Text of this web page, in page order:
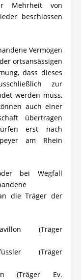
Mehrheit von
beschlossen
Vermögen
ortsansässigen
dass dieses
zur
werden muss,
auch einer
übertragen
erst nach
am Rhein
bei Wegfall
die Träger der
(Träger
(Träger
(Träger Ev.